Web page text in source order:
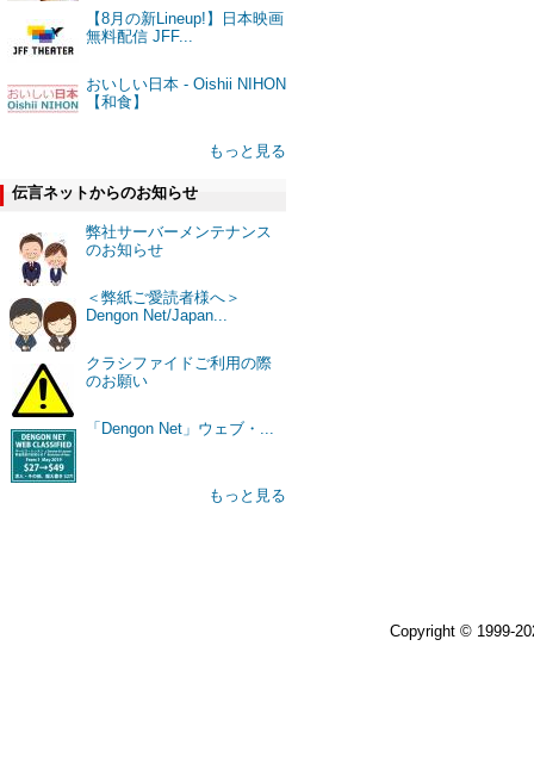
【8月の新Lineup!】日本映画
無料配信 JFF...
おいしい日本 - Oishii NIHON
【和食】
もっと見る
伝言ネットからのお知らせ
弊社サーバーメンテナンス
のお知らせ
＜弊紙ご愛読者様へ＞
Dengon Net/Japan...
クラシファイドご利用の際
のお願い
「Dengon Net」ウェブ・...
もっと見る
Copyright © 1999-